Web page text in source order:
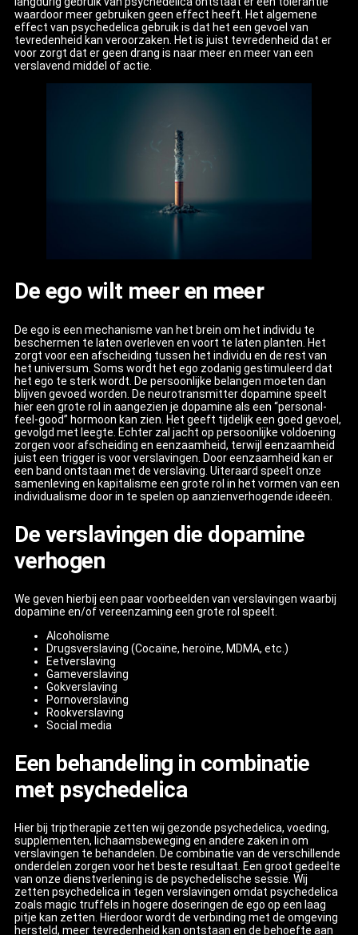
waardoor meer gebruiken geen effect heeft. Het algemene
effect van psychedelica gebruik is dat het een gevoel van
tevredenheid kan veroorzaken. Het is juist tevredenheid dat er
voor zorgt dat er geen drang is naar meer en meer van een
verslavend middel of actie.
De ego wilt meer en meer
De ego is een mechanisme van het brein om het individu te
beschermen te laten overleven en voort te laten planten. Het
zorgt voor een afscheiding tussen het individu en de rest van
het universum. Soms wordt het ego zodanig gestimuleerd dat
het ego te sterk wordt. De persoonlijke belangen moeten dan
blijven gevoed worden. De neurotransmitter dopamine speelt
hier een grote rol in aangezien je dopamine als een “personal-
feel-good” hormoon kan zien. Het geeft tijdelijk een goed gevoel,
gevolgd met leegte. Echter zal jacht op persoonlijke voldoening
zorgen voor afscheiding en eenzaamheid, terwijl eenzaamheid
juist een trigger is voor verslavingen. Door eenzaamheid kan er
een band ontstaan met de verslaving. Uiteraard speelt onze
samenleving en kapitalisme een grote rol in het vormen van een
individualisme door in te spelen op aanzienverhogende ideeën.
De verslavingen die dopamine
verhogen
We geven hierbij een paar voorbeelden van verslavingen waarbij
dopamine en/of vereenzaming een grote rol speelt.
Alcoholisme
Drugsverslaving (Cocaïne, heroïne, MDMA, etc.)
Eetverslaving
Gameverslaving
Gokverslaving
Pornoverslaving
Rookverslaving
Social media
Een behandeling in combinatie
met psychedelica
Hier bij triptherapie zetten wij gezonde psychedelica, voeding,
supplementen, lichaamsbeweging en andere zaken in om
verslavingen te behandelen. De combinatie van de verschillende
onderdelen zorgen voor het beste resultaat. Een groot gedeelte
van onze dienstverlening is de psychedelische sessie. Wij
zetten psychedelica in tegen verslavingen omdat psychedelica
zoals magic truffels in hogere doseringen de ego op een laag
pitje kan zetten. Hierdoor wordt de verbinding met de omgeving
hersteld, meer tevredenheid kan ontstaan en de behoefte aan